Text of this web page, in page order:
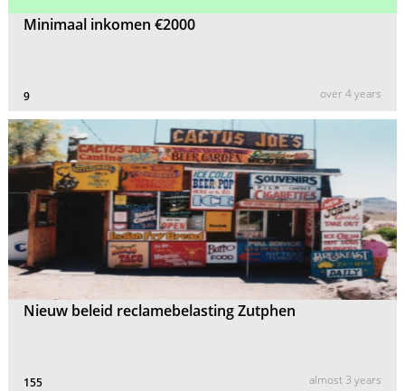
Minimaal inkomen €2000
9 over 4 years
Nieuw beleid reclamebelasting Zutphen
155 almost 3 years